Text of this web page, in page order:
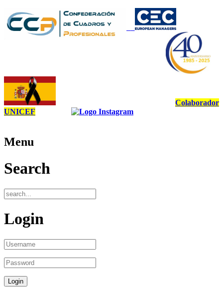
Colaborador
UNICEF
Menu
Search
Login